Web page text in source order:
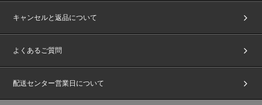
キャンセルと返品について
よくあるご質問
配送センター営業日について